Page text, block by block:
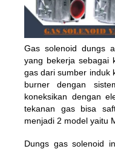
Gas solenoid dungs
yang bekerja sebagai
gas dari sumber induk
burner dengan
koneksikan dengan
tekanan gas bisa
menjadi 2 model yaitu
Dungs gas solenoid